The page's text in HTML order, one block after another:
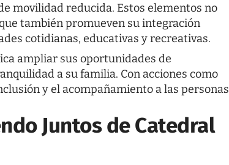
movilidad reducida. Estos elementos no
también promueven su integración
cotidianas, educativas y recreativas.
ampliar sus oportunidades de
a su familia. Con acciones como
y el acompañamiento a las personas
Juntos de Catedral